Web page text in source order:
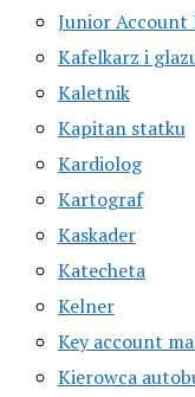
Junior Account
Kafelkarz i
Kaletnik
Kapitan statku
Kardiolog
Kartograf
Kaskader
Katecheta
Kelner
Key account
Kierowca